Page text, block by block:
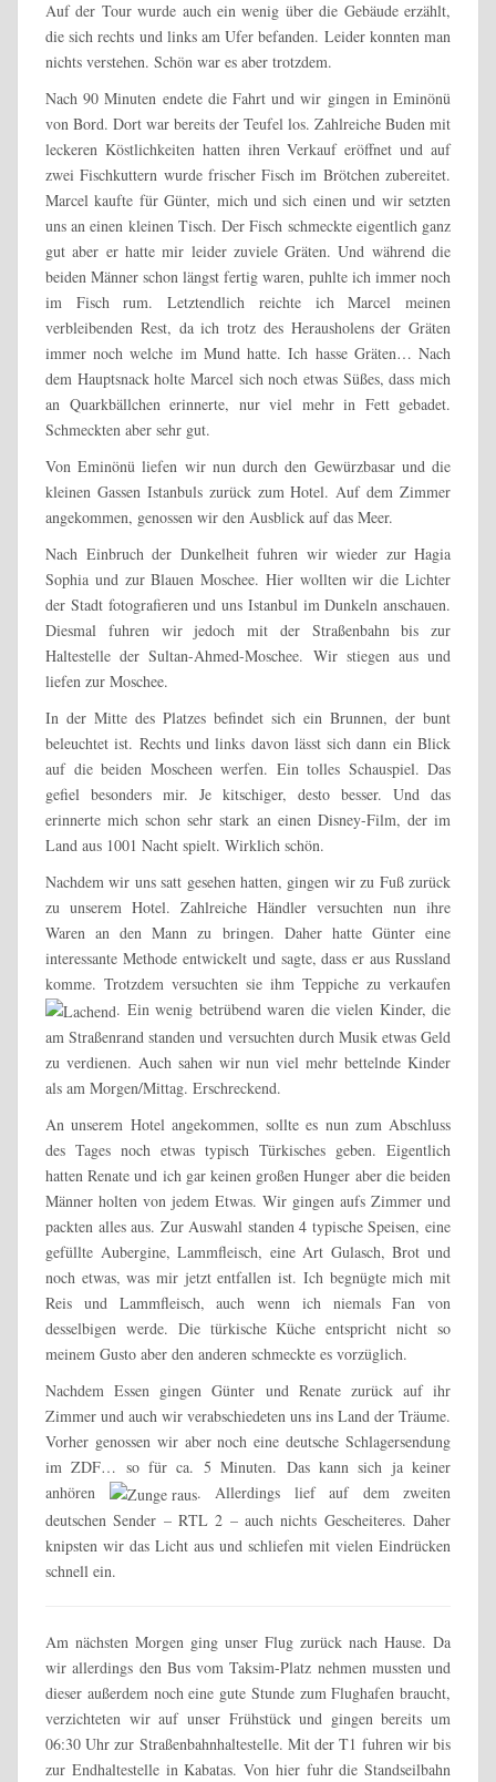
Auf der Tour wurde auch ein wenig über die Gebäude erzählt,
die sich rechts und links am Ufer befanden. Leider konnten man
nichts verstehen. Schön war es aber trotzdem.
Nach 90 Minuten endete die Fahrt und wir gingen in Eminönü
von Bord. Dort war bereits der Teufel los. Zahlreiche Buden mit
leckeren Köstlichkeiten hatten ihren Verkauf eröffnet und auf
zwei Fischkuttern wurde frischer Fisch im Brötchen zubereitet.
Marcel kaufte für Günter, mich und sich einen und wir setzten
uns an einen kleinen Tisch. Der Fisch schmeckte eigentlich ganz
gut aber er hatte mir leider zuviele Gräten. Und während die
beiden Männer schon längst fertig waren, puhlte ich immer noch
im Fisch rum. Letztendlich reichte ich Marcel meinen
verbleibenden Rest, da ich trotz des Herausholens der Gräten
immer noch welche im Mund hatte. Ich hasse Gräten… Nach
dem Hauptsnack holte Marcel sich noch etwas Süßes, dass mich
an Quarkbällchen erinnerte, nur viel mehr in Fett gebadet.
Schmeckten aber sehr gut.
Von Eminönü liefen wir nun durch den Gewürzbasar und die
kleinen Gassen Istanbuls zurück zum Hotel. Auf dem Zimmer
angekommen, genossen wir den Ausblick auf das Meer.
Nach Einbruch der Dunkelheit fuhren wir wieder zur Hagia
Sophia und zur Blauen Moschee. Hier wollten wir die Lichter
der Stadt fotografieren und uns Istanbul im Dunkeln anschauen.
Diesmal fuhren wir jedoch mit der Straßenbahn bis zur
Haltestelle der Sultan-Ahmed-Moschee. Wir stiegen aus und
liefen zur Moschee.
In der Mitte des Platzes befindet sich ein Brunnen, der bunt
beleuchtet ist. Rechts und links davon lässt sich dann ein Blick
auf die beiden Moscheen werfen. Ein tolles Schauspiel. Das
gefiel besonders mir. Je kitschiger, desto besser. Und das
erinnerte mich schon sehr stark an einen Disney-Film, der im
Land aus 1001 Nacht spielt. Wirklich schön.
Nachdem wir uns satt gesehen hatten, gingen wir zu Fuß zurück
zu unserem Hotel. Zahlreiche Händler versuchten nun ihre
Waren an den Mann zu bringen. Daher hatte Günter eine
interessante Methode entwickelt und sagte, dass er aus Russland
komme. Trotzdem versuchten sie ihm Teppiche zu verkaufen
. Ein wenig betrübend waren die vielen Kinder, die
am Straßenrand standen und versuchten durch Musik etwas Geld
zu verdienen. Auch sahen wir nun viel mehr bettelnde Kinder
als am Morgen/Mittag. Erschreckend.
An unserem Hotel angekommen, sollte es nun zum Abschluss
des Tages noch etwas typisch Türkisches geben. Eigentlich
hatten Renate und ich gar keinen großen Hunger aber die beiden
Männer holten von jedem Etwas. Wir gingen aufs Zimmer und
packten alles aus. Zur Auswahl standen 4 typische Speisen, eine
gefüllte Aubergine, Lammfleisch, eine Art Gulasch, Brot und
noch etwas, was mir jetzt entfallen ist. Ich begnügte mich mit
Reis und Lammfleisch, auch wenn ich niemals Fan von
desselbigen werde. Die türkische Küche entspricht nicht so
meinem Gusto aber den anderen schmeckte es vorzüglich.
Nachdem Essen gingen Günter und Renate zurück auf ihr
Zimmer und auch wir verabschiedeten uns ins Land der Träume.
Vorher genossen wir aber noch eine deutsche Schlagersendung
im ZDF… so für ca. 5 Minuten. Das kann sich ja keiner
anhören
. Allerdings lief auf dem zweiten
deutschen Sender – RTL 2 – auch nichts Gescheiteres. Daher
knipsten wir das Licht aus und schliefen mit vielen Eindrücken
schnell ein.
Am nächsten Morgen ging unser Flug zurück nach Hause. Da
wir allerdings den Bus vom Taksim-Platz nehmen mussten und
dieser außerdem noch eine gute Stunde zum Flughafen braucht,
verzichteten wir auf unser Frühstück und gingen bereits um
06:30 Uhr zur Straßenbahnhaltestelle. Mit der T1 fuhren wir bis
zur Endhaltestelle in Kabatas. Von hier fuhr die Standseilbahn